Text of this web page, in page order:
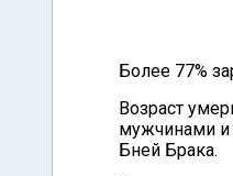
Более 77%
Возраст
мужчинами и
Бней Брака.